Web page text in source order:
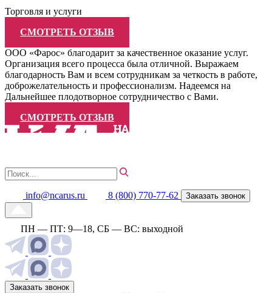
Торговля и услуги
СМОТРЕТЬ ОТЗЫВ
ООО «Фарос» благодарит за качественное оказание услуг.
Организация всего процесса была отличной. Выражаем
благодарность Вам и всем сотрудникам за четкость в работе,
доброжелательность и профессионализм. Надеемся на
Дальнейшее плодотворное сотрудничество с Вами.
СМОТРЕТЬ ОТЗЫВ
info@ncarus.ru 8 (800) 770-77-62 Заказать звонок
ПН — ПТ: 9—18, СБ — ВС: выходной
Заказать звонок